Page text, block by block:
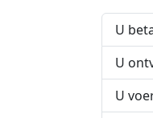
U
U
U